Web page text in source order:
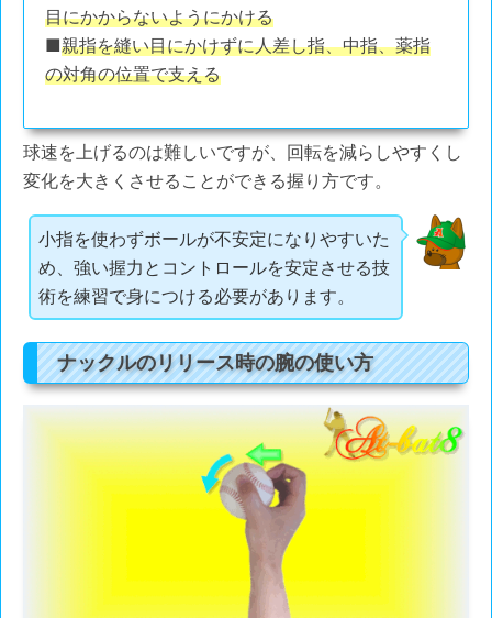
目にかからないようにかける
■親指を縫い目にかけずに人差し指、中指、薬指
の対角の位置で支える
球速を上げるのは難しいですが、回転を減らしやすくし
変化を大きくさせることができる握り方です。
小指を使わずボールが不安定になりやすいた
め、強い握力とコントロールを安定させる技
術を練習で身につける必要があります。
ナックルのリリース時の腕の使い方